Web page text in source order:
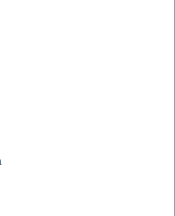
материалов
к определенному виду
влияние на
строительства
на установки модульные
от 0,17 до 20,0
на котлы водогрейные